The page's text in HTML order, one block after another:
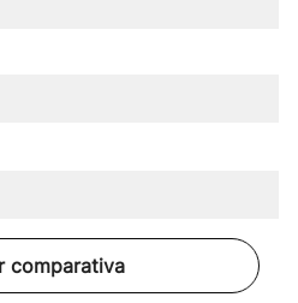
comparativa